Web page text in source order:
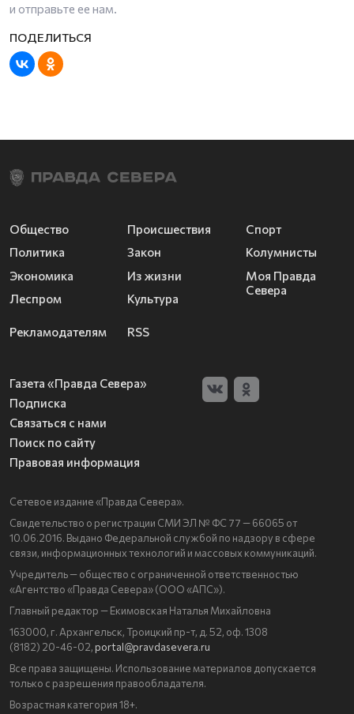
и отправьте ее нам.
Общество
Политика
Экономика
Леспром
Происшествия
Закон
Из жизни
Культура
Спорт
Колумнисты
Моя Правда
Севера
Рекламодателям RSS
Газета «Правда Севера»
Подписка
Связаться с нами
Поиск по сайту
Правовая информация
Сетевое издание «Правда Севера».
Свидетельство о регистрации СМИ ЭЛ № ФС 77 — 66065 от
10.06.2016. Выдано Федеральной службой по надзору в сфере
связи, информационных технологий и массовых коммуникаций.
Учредитель — общество с ограниченной ответственностью
«Агентство «Правда Севера» (ООО «АПС»).
Главный редактор — Екимовская Наталья Михайловна
163000, г. Архангельск, Троицкий пр-т, д. 52, оф. 1308
(8182) 20-46-02, portal@pravdasevera.ru
Все права защищены. Использование материалов допускается
только с разрешения правообладателя.
Возрастная категория 18+.